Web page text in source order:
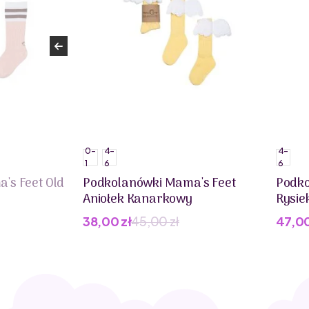
Feet Old
0-
1
4-
6
Podkolanówki Mama's Feet
Aniołek Kanarkowy
45,00zł
Pierwotna
38,00zł
Aktualna
4-
6